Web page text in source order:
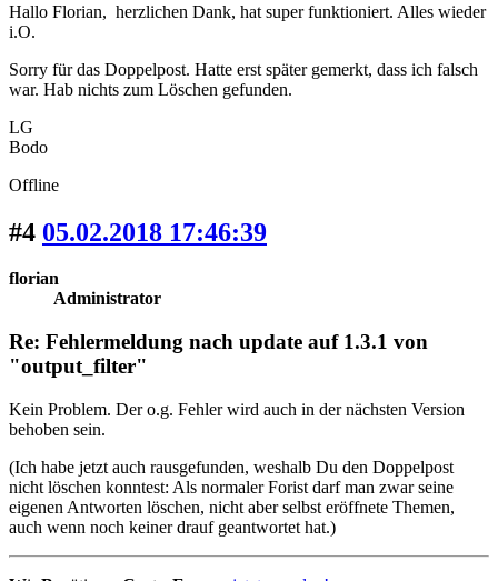
Hallo Florian, herzlichen Dank, hat super funktioniert. Alles wieder
i.O.
Sorry für das Doppelpost. Hatte erst später gemerkt, dass ich falsch
war. Hab nichts zum Löschen gefunden.
LG
Bodo
Offline
#4 05.02.2018 17:46:39
florian
Administrator
Re: Fehlermeldung nach update auf 1.3.1 von
"output_filter"
Kein Problem. Der o.g. Fehler wird auch in der nächsten Version
behoben sein.
(Ich habe jetzt auch rausgefunden, weshalb Du den Doppelpost
nicht löschen konntest: Als normaler Forist darf man zwar seine
eigenen Antworten löschen, nicht aber selbst eröffnete Themen,
auch wenn noch keiner drauf geantwortet hat.)